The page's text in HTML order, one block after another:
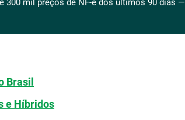
300 mil preços de NF-e dos últimos 90 dias —
Brasil
e Híbridos